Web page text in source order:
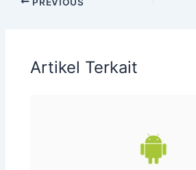
Artikel Terkait